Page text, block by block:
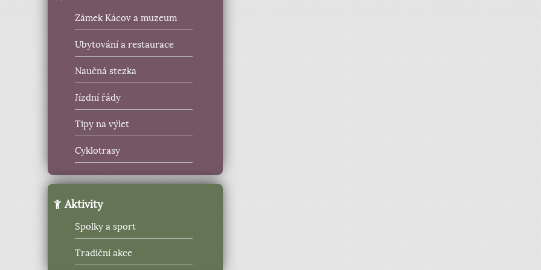
Zámek Kácov a muzeum
Ubytování a restaurace
Naučná stezka
Jízdní řády
Tipy na výlet
Cyklotrasy
Aktivity
Spolky a sport
Tradiční akce